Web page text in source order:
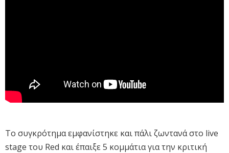
Το συγκρότημα εμφανίστηκε και πάλι ζωντανά στο live
stage του Red και έπαιξε 5 κομμάτια για την κριτική